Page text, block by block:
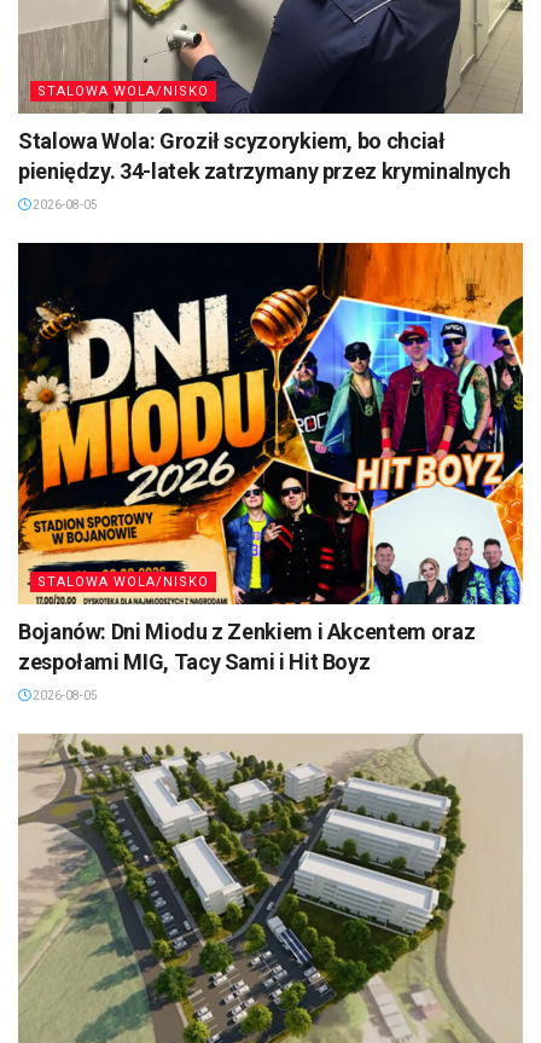
STALOWA WOLA/NISKO
Stalowa Wola: Groził scyzorykiem, bo chciał
pieniędzy. 34-latek zatrzymany przez kryminalnych
2026-08-05
STALOWA WOLA/NISKO
Bojanów: Dni Miodu z Zenkiem i Akcentem oraz
zespołami MIG, Tacy Sami i Hit Boyz
2026-08-05